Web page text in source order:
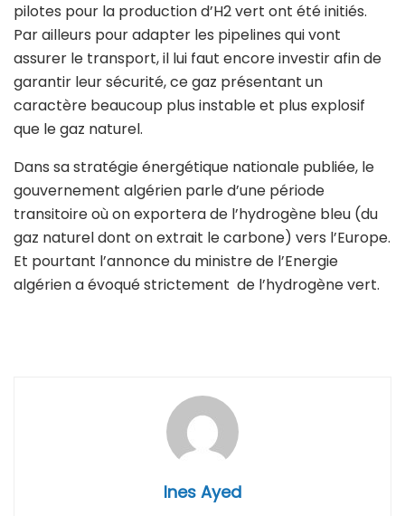
pilotes pour la production d’H2 vert ont été initiés.
Par ailleurs pour adapter les pipelines qui vont
assurer le transport, il lui faut encore investir afin de
garantir leur sécurité, ce gaz présentant un
caractère beaucoup plus instable et plus explosif
que le gaz naturel.
Dans sa stratégie énergétique nationale publiée, le
gouvernement algérien parle d’une période
transitoire où on exportera de l’hydrogène bleu (du
gaz naturel dont on extrait le carbone) vers l’Europe.
Et pourtant l’annonce du ministre de l’Energie
algérien a évoqué strictement de l’hydrogène vert.
Ines Ayed